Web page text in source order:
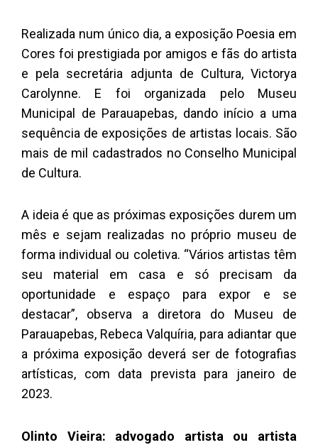
Realizada num único dia, a exposição Poesia em
Cores foi prestigiada por amigos e fãs do artista
e pela secretária adjunta de Cultura, Victorya
Carolynne. E foi organizada pelo Museu
Municipal de Parauapebas, dando início a uma
sequência de exposições de artistas locais. São
mais de mil cadastrados no Conselho Municipal
de Cultura.
A ideia é que as próximas exposições durem um
mês e sejam realizadas no próprio museu de
forma individual ou coletiva. “Vários artistas têm
seu material em casa e só precisam da
oportunidade e espaço para expor e se
destacar”, observa a diretora do Museu de
Parauapebas, Rebeca Valquíria, para adiantar que
a próxima exposição deverá ser de fotografias
artísticas, com data prevista para janeiro de
2023.
Olinto Vieira: advogado artista ou artista